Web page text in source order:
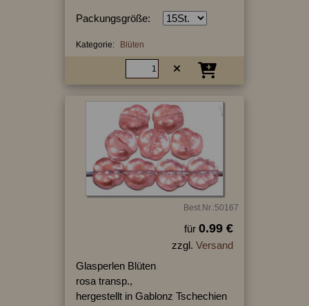
Packungsgröße:
Kategorie: Blüten
Best.Nr.:50167
für 0.99 €
zzgl. Versand
Glasperlen Blüten
rosa transp.,
hergestellt in Gablonz Tschechien